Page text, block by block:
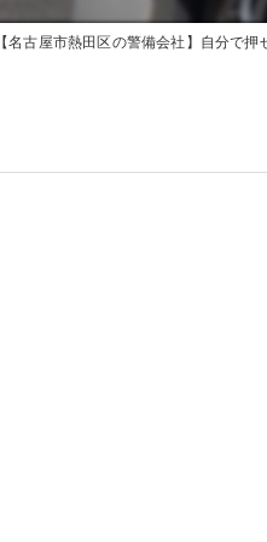
名古屋市熱田区の警備会社】自分で押